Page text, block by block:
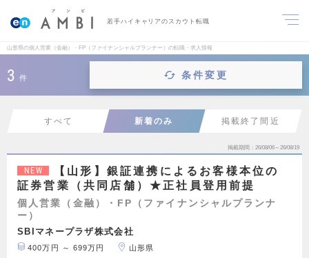
若手ハイキャリアのスカウト転職
山形県の個人営業（金融）・FP（ファイナンシャルプランナー）の転職・求人情報
3 件 条件変更
すべて 新着のみ 掲載終了間近
掲載期間 26/08/06～26/08/19
NEW
【山形】銀証連携によるお客様本位の
証券営業（共同店舗）★正社員登用前提
個人営業（金融）・FP（ファイナンシャルプランナ
ー）
SBIマネープラザ株式会社
400万円 ～ 699万円 山形県